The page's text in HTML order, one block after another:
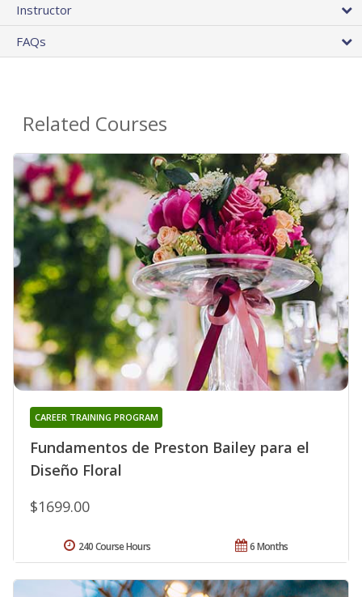
Instructor
FAQs
Related Courses
Fundamentos de Preston Bailey para el
Diseño Floral
CAREER TRAINING PROGRAM
$1699.00
6 Months
240 Course Hours